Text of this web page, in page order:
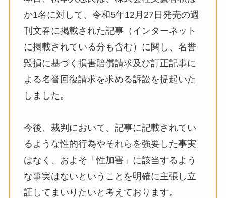
か1名に対して、令和5年12月27日発売の週
刊文春に掲載された記事（インターネット
に掲載されている分も含む）に関し、名誉
毀損に基づく損害賠償請求及び訂正記事に
よる名誉回復請求を求める訴訟を提起いた
しました。
今後、裁判において、記事に記載されてい
るような性的行為やそれらを強要した事実
はなく、およそ「性加害」に該当するよう
な事実はないということを明確に主張し立
証してまいりたいと考えております。